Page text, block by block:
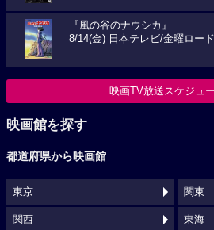
『風の谷のナウシカ』
8/14(金) 日本テレビ/金曜ロー
映画TV放送スケジュ
映画館を探す
都道府県から映画館
東京 関東
関西 東海